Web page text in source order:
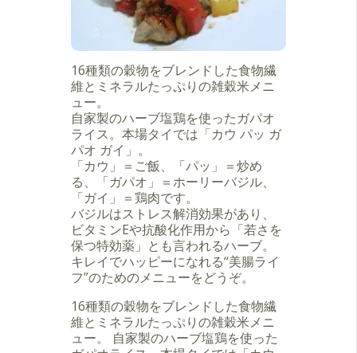
16種類の穀物をブレンドした食物繊
維とミネラルたっぷりの雑穀米メニ
ュー。
自家製のハーブ塩鶏を使ったガパオ
ライス。本場タイでは「カウ パッ ガ
パオ ガイ」。
「カウ」＝ご飯、「パッ」＝炒め
る、「ガパオ」＝ホーリーバジル、
「ガイ」＝鶏肉です。
バジルはストレス解消効果があり、
ビタミンEや抗酸化作用から「若さを
保つ特効薬」とも言われるハーブ。
キレイでハッピーになれる“美腸ライ
フ”のためのメニューをどうぞ。
16種類の穀物をブレンドした食物繊
維とミネラルたっぷりの雑穀米メニ
ュー。 自家製のハーブ塩鶏を使った